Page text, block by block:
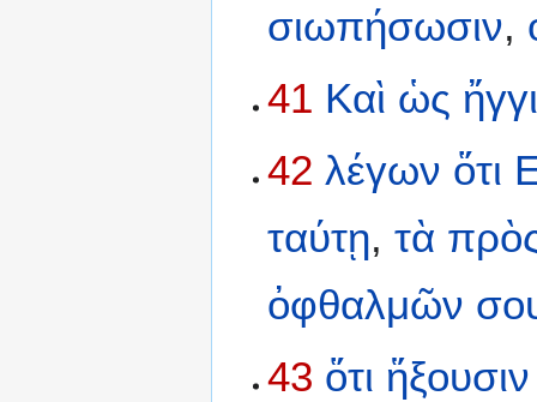
σιωπήσωσιν,
41 Καὶ ὡς
42 λέγων ὅτι
ταύτῃ,τὰ
ὀφθαλμῶν
43 ὅτι ἥξουσιν